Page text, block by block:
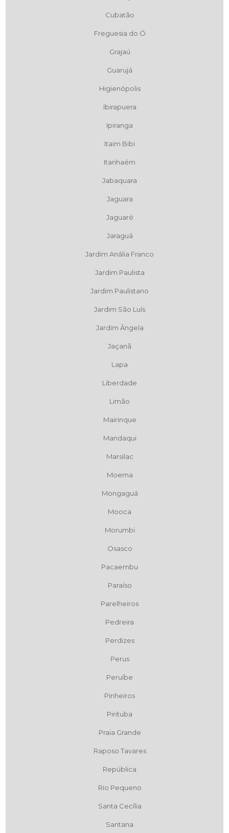
Cubatão
Freguesia do Ó
Grajaú
Guarujá
Higienópolis
Ibirapuera
Ipiranga
Itaim Bibi
Itanhaém
Jabaquara
Jaguara
Jaguaré
Jaraguá
Jardim Anália Franco
Jardim Paulista
Jardim Paulistano
Jardim São Luís
Jardim Ângela
Jaçanã
Lapa
Liberdade
Limão
Mairinque
Mandaqui
Marsilac
Moema
Mongaguá
Mooca
Morumbi
Osasco
Pacaembu
Paraíso
Parelheiros
Pedreira
Perdizes
Perus
Peruíbe
Pinheiros
Pirituba
Praia Grande
Raposo Tavares
República
Rio Pequeno
Santa Cecília
Santana